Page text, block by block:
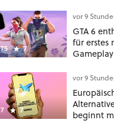
7
vor 9
GTA 6
für erstes
gerechnet
7
vor 9
beginnt